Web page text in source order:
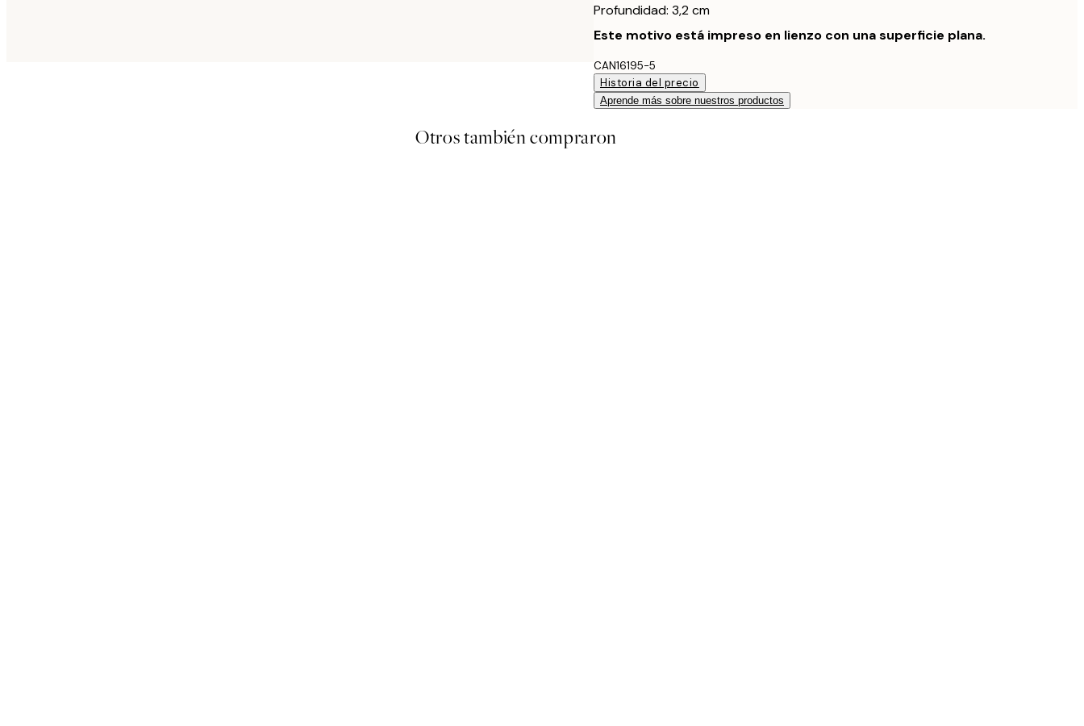
Profundidad: 3,2 cm
Este motivo está impreso en lienzo con una superficie plana.
CAN16195-5
Historia del precio
Aprende más sobre nuestros productos
Otros también compraron